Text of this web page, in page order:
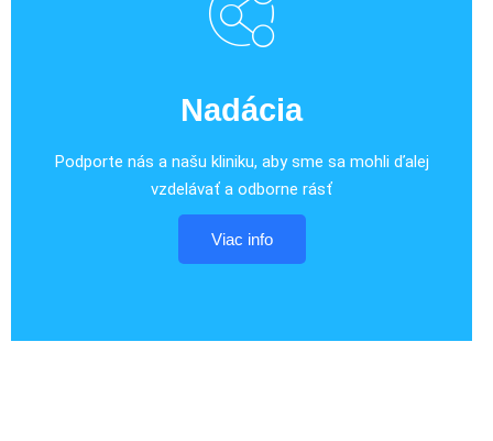
Nadácia
Podporte nás a našu kliniku, aby sme sa mohli ďalej
vzdelávať a odborne rásť
Viac info